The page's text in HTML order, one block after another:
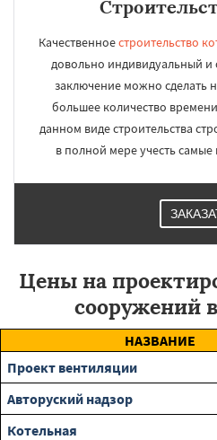
Качественноестроительство
довольно индивидуальный и
заключение можно сделать
большее количество
данном виде строительства
в полной мере учесть самые
Цены на
сооружений
НАЗВАНИЕ
Проект вентиляции
Авторуский надзор
Котельная